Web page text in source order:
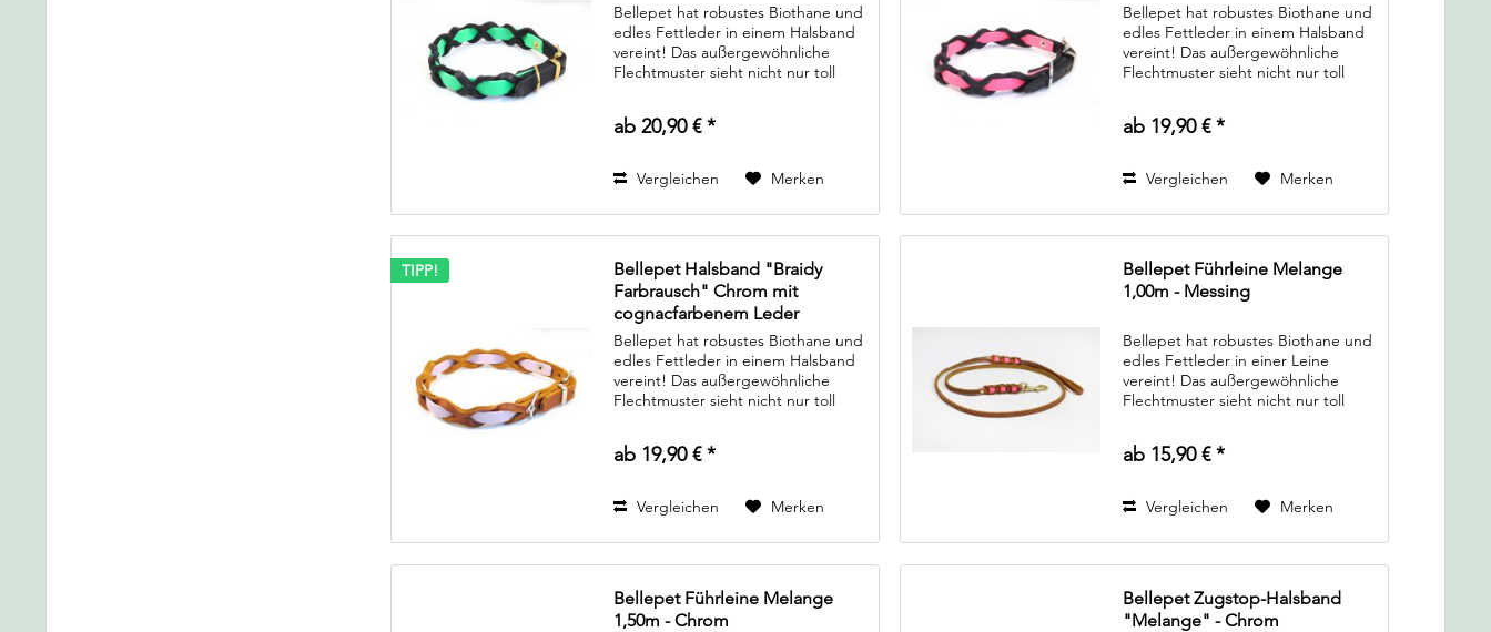
Bellepet hat robustes Biothane und
edles Fettleder in einem Halsband
vereint! Das außergewöhnliche
Flechtmuster sieht nicht nur toll
Farbkombinationen. Von schlichten
dunklen Farben, zum Beispiel...
ab 20,90 € *
Vergleichen Merken
Bellepet hat robustes Biothane und
edles Fettleder in einem Halsband
vereint! Das außergewöhnliche
Flechtmuster sieht nicht nur toll
Farbkombinationen. Von schlichten
dunklen Farben bis hin zu
ab 19,90 € *
Vergleichen Merken
TIPP!
Bellepet Halsband "Braidy
Farbrausch" Chrom mit
cognacfarbenem Leder
Bellepet hat robustes Biothane und
edles Fettleder in einem Halsband
vereint! Das außergewöhnliche
Flechtmuster sieht nicht nur toll
Farbkombinationen. Von schlichten
dunklen Farben, zum Beispiel...
ab 19,90 € *
Vergleichen Merken
Bellepet Führleine Melange
1,00m - Messing
Bellepet hat robustes Biothane und
edles Fettleder in einer Leine
vereint! Das außergewöhnliche
Flechtmuster sieht nicht nur toll
Farbkombinationen. Von schlichten
dunklen Farben, zum Beispiel...
ab 15,90 € *
Vergleichen Merken
Bellepet Führleine Melange
1,50m - Chrom
Bellepet Zugstop-Halsband
"Melange" - Chrom